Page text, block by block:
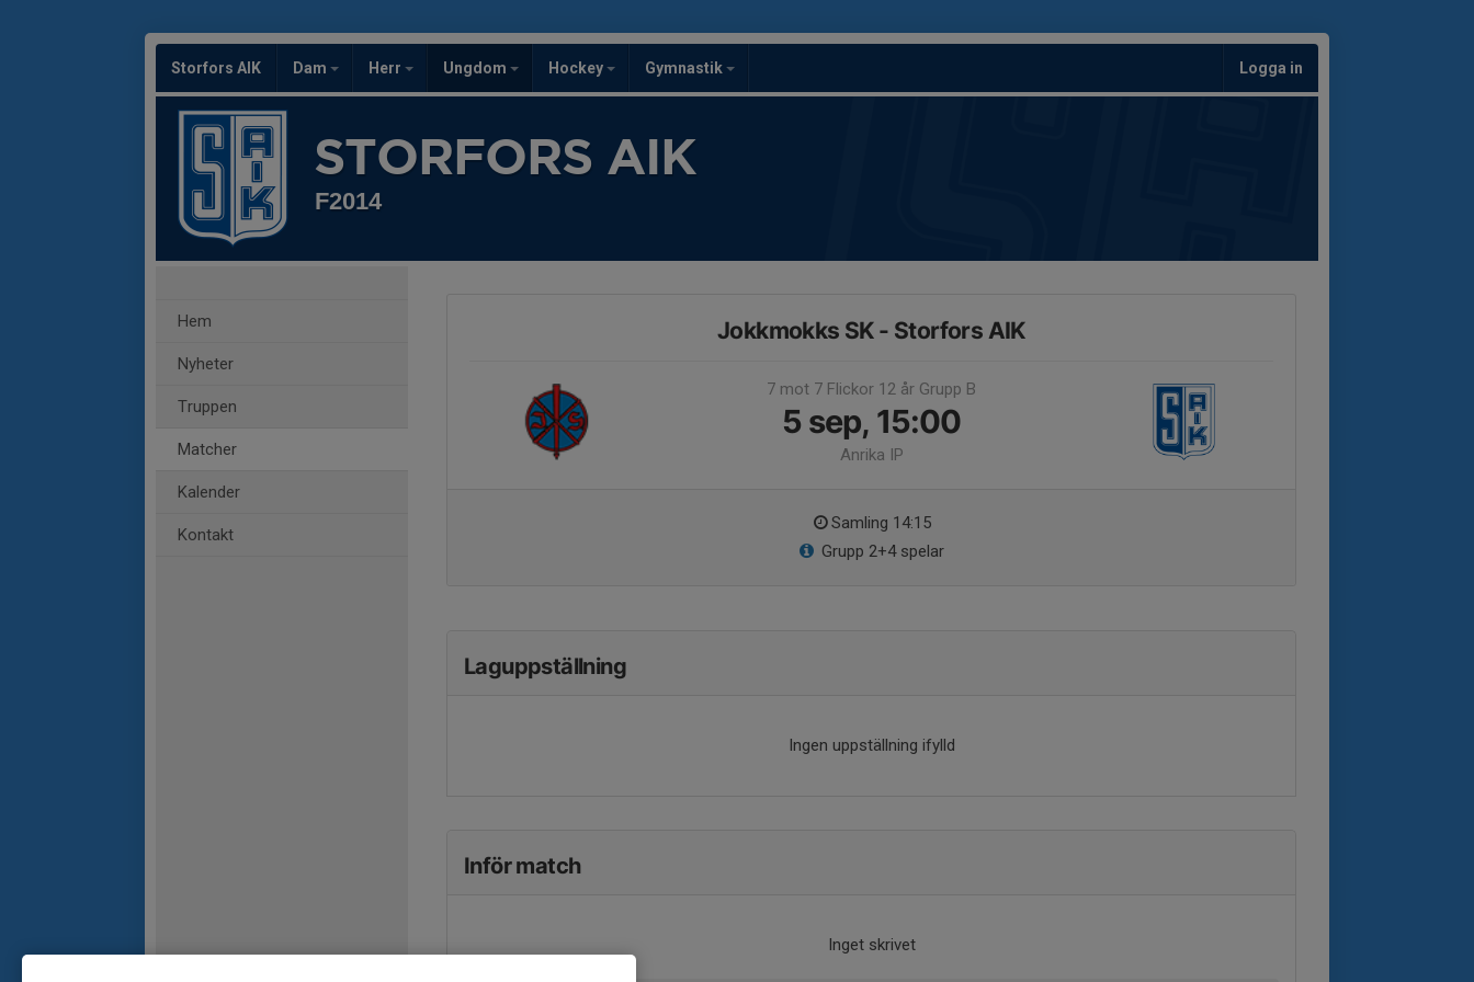
Storfors AIK Dam Herr Ungdom Hockey Gymnastik Logga in
STORFORS AIK
F2014
Hem
Nyheter
Truppen
Matcher
Kalender
Kontakt
Jokkmokks SK - Storfors AIK
7 mot 7 Flickor 12 år Grupp B
5 sep, 15:00
Anrika IP
Samling 14:15
Grupp 2+4 spelar
Laguppställning
Ingen uppställning ifylld
Inför match
Inget skrivet